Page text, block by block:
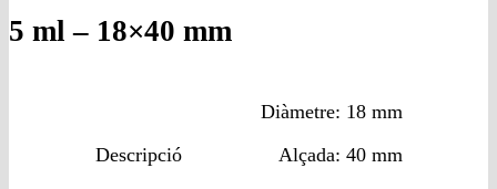
5 ml – 18×40 mm
Descripció
Diàmetre: 18 mm
Alçada: 40 mm